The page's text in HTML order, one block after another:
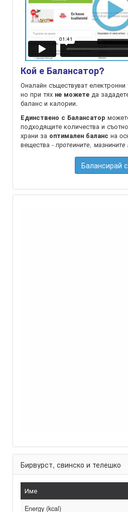
Кой е Балансатор?
Оналайн съществуват
но при тях не можете да
баланс и калории.
Единствено с Балансатор
подходящите количества и
храни за оптимален баланс на
вещества - протеините, мазнините
Балансирай
Бирвурст, свинско и телешко
Име
Energy (kcal)